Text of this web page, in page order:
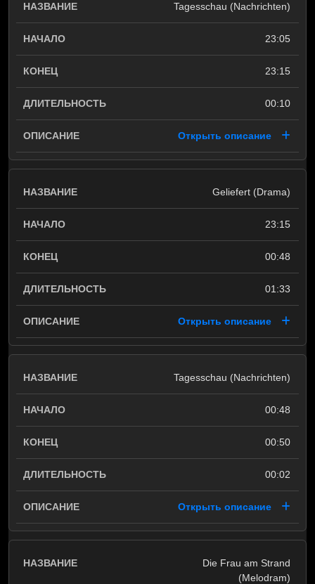
Tagesschau (Nachrichten)
23:05
23:15
00:10
Открыть описание
Geliefert (Drama)
23:15
00:48
01:33
Открыть описание
Tagesschau (Nachrichten)
00:48
00:50
00:02
Открыть описание
Die Frau am Strand
(Melodram)